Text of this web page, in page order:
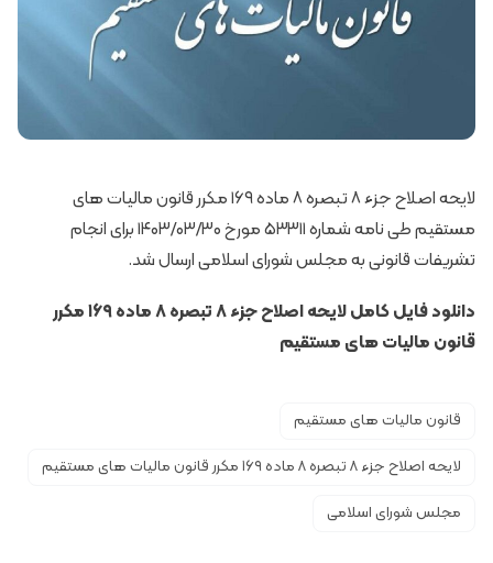
لایحه اصلاح جزء ۸ تبصره ۸ ماده ۱۶۹ مکرر قانون مالیات های
مستقیم طی نامه شماره ۵۳۳۱۱ مورخ ۱۴۰۳/۰۳/۳۰ برای انجام
تشریفات قانونی به مجلس شورای اسلامی ارسال شد.
دانلود فایل کامل
لایحه اصلاح جزء ۸ تبصره ۸ ماده ۱۶۹ مکرر
قانون مالیات های مستقیم
قانون مالیات های مستقیم
لایحه اصلاح جزء ۸ تبصره ۸ ماده ۱۶۹ مکرر قانون مالیات های مستقیم
مجلس شورای اسلامی